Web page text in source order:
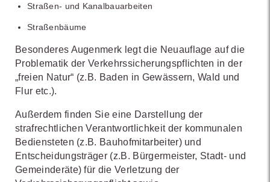
Straßen- und Kanalbauarbeiten
Straßenbäume
Besonderes Augenmerk legt die Neuauflage auf die
Problematik der Verkehrssicherungspflichten in der
„freien Natur“ (z.B. Baden in Gewässern, Wald und
Flur etc.).
Außerdem finden Sie eine Darstellung der
strafrechtlichen Verantwortlichkeit der kommunalen
Bediensteten (z.B. Bauhofmitarbeiter) und
Entscheidungsträger (z.B. Bürgermeister, Stadt- und
Gemeinderäte) für die Verletzung der